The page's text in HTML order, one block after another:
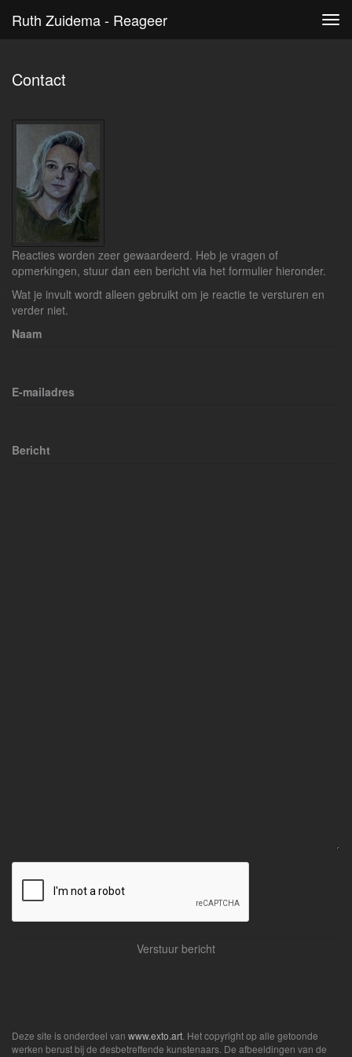
Ruth Zuidema - Reageer
Contact
Reacties worden zeer gewaardeerd. Heb je vragen of
opmerkingen, stuur dan een bericht via het formulier hieronder.
Wat je invult wordt alleen gebruikt om je reactie te versturen en
verder niet.
Naam
E-mailadres
Bericht
Deze site is onderdeel van www.exto.art . Het copyright op alle getoonde
werken berust bij de desbetreffende kunstenaars. De afbeeldingen van de